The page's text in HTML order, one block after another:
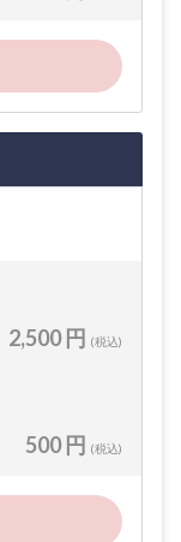
2,500 円 (税込)
500 円 (税込)